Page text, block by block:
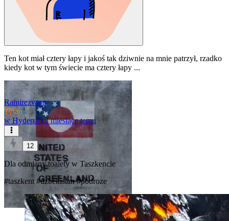
Ten kot miał cztery łapy i jakoś tak dziwnie na mnie patrzył, rzadko
kiedy kot w tym świecie ma cztery łapy ...
Ramirezvaca
Tytan
w Hydepark2 miesiące temu
12
Dla odmiany toalety w Taszkencie
#taszkent #uzbekistan #podroze